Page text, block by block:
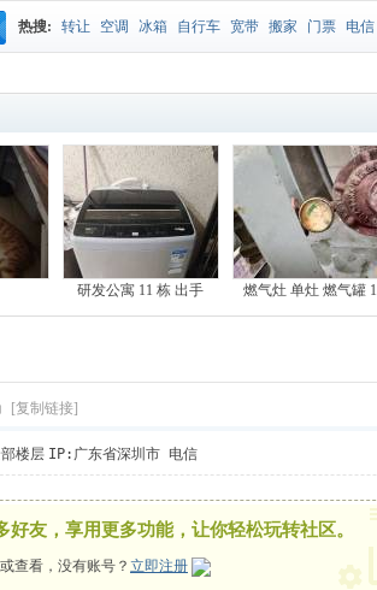
热搜: 转让 空调 冰箱 自行车 宽带 搬家 门票 电信
研发公寓 11 栋 出手 燃气灶 单灶 燃气罐 1
[复制链接]
楼层 IP:广东省深圳市 电信
好友，享用更多功能，让你轻松玩转社区。
查看，没有账号？ 立即注册